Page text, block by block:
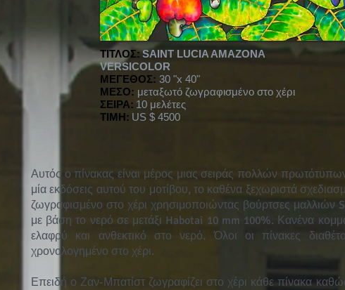
ΤΙΤΛΟΣ:SAINT LUCIA AMAZONA
VERSICOLOR
ΜΕΓΕΘΟΣ: 30 "x 40"
ΜΕΣΟ: μεταξωτό ζωγραφισμένο στο χέρι
ΣΕΙΡΑ: 10 μελέτες
ΤΙΜΗ: US $ 4500
Αυτός ο πίνακας είναι μέρος μιας σειράς πολλών
μία εκδόσεις αυτού του μοτίβου, το καθένα ξεχωριστά
ζωγραφισμένο στο χέρι χρησιμοποιώντας βούρτσες
με βάση το νερό σε μετάξι Habotai 10 mm 100%. Κανένα
ελαφρύ και ανθεκτικό στο νερό. Όλοι οι πίνακες
χρονολογημένο στο χέρι.
Επειδή ο Ζαν-Μπατίστ ζωγραφίζει στο χέρι κάθε πίνακα